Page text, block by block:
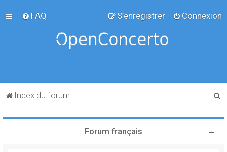
FAQ Connexion
S’enregistrer
Index du forum
Forum français